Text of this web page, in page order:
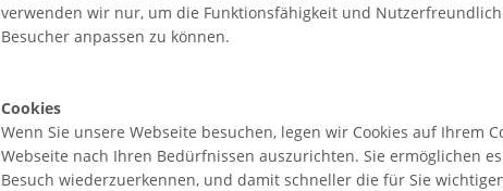
verwenden wir nur, um die Funktionsfähigkeit und
Besucher anpassen zu können.
Cookies
Wenn Sie unsere Webseite besuchen, legen wir Cookies auf Ihrem
Webseite nach Ihren Bedürfnissen auszurichten. Sie ermöglichen
Besuch wiederzuerkennen, und damit schneller die für Sie